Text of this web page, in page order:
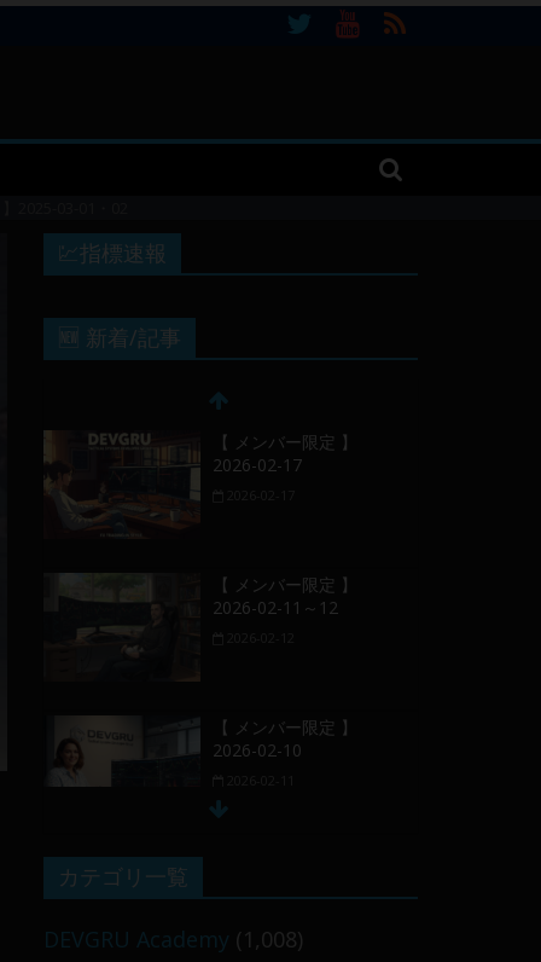
💹指標速報
🆕 新着/記事
【 メンバー限定 】
2026-02-17
【 メンバー限定 】
2026-02-11～12
【 メンバー限定 】
2026-02-10
2026-02-09 ／ 損切り
2026-02-09
カテゴリ一覧
DEVGRU Academy (1,008)